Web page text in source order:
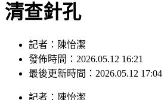
清查針孔
記者：陳怡潔
發佈時間：2026.05.12 16:21
最後更新時間：2026.05.12 17:04
記者 ： 陳怡潔